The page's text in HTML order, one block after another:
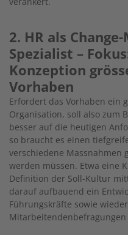
2. HR als
Spezialist –
Konzeption
Vorhaben
Erfordert das Vorhaben ein
Organisation, soll also zum
besser auf die heutigen
so braucht es einen
verschiedene
werden müssen. Etwa eine
Definition der Soll-Kultur
darauf aufbauend ein
Führungskräfte sowie
Mitarbeitendenbefragungen